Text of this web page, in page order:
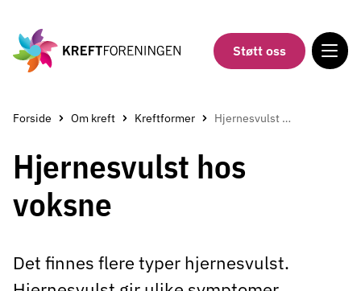
hovedinnholdet
Støtt oss
Forside Om kreft Kreftformer Hjernesvulst hos voksne
Hjernesvulst hos
voksne
Det finnes flere typer hjernesvulst.